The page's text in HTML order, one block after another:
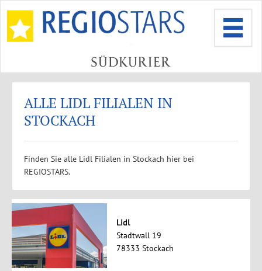
ALLE LIDL FILIALEN IN
STOCKACH
Finden Sie alle Lidl Filialen in Stockach hier bei
REGIOSTARS.
Lidl
Stadtwall 19
78333 Stockach